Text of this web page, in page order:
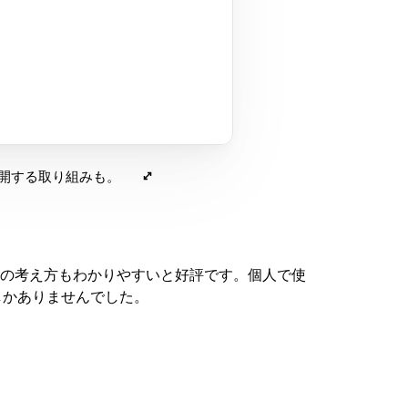
る取り組みも。
考え方もわかりやすいと好評です。個人で使
ありませんでした。